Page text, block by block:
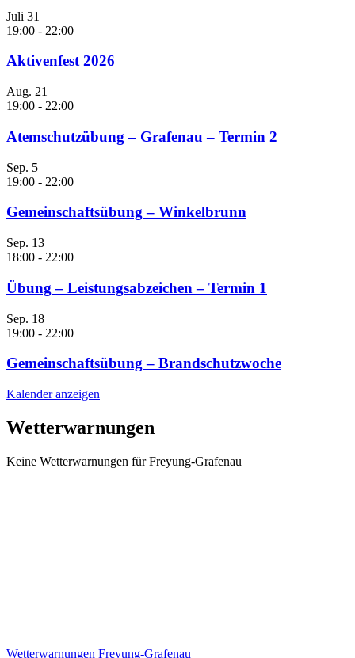
Juli 31
19:00 - 22:00
Aktivenfest 2026
Aug. 21
19:00 - 22:00
Atemschutzübung – Grafenau – Termin 2
Sep. 5
19:00 - 22:00
Gemeinschaftsübung – Winkelbrunn
Sep. 13
18:00 - 22:00
Übung – Leistungsabzeichen – Termin 1
Sep. 18
19:00 - 22:00
Gemeinschaftsübung – Brandschutzwoche
Kalender anzeigen
Wetterwarnungen
Keine Wetterwarnungen für Freyung-Grafenau
Wetterwarnungen Freyung-Grafenau